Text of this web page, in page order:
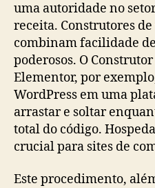
uma autoridade no
receita. Construtores
combinam facilidade
poderosos. O
Elementor, por
WordPress em uma
arrastar e soltar
total do código.
crucial para sites de
Este procedimento,